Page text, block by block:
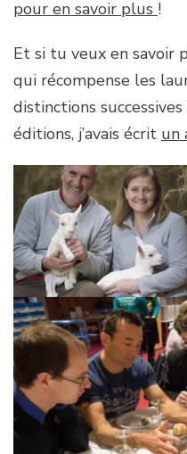
pour en savoir plus !
Et si tu veux en savoir
qui récompense les
distinctions
éditions, j’avais écrit un